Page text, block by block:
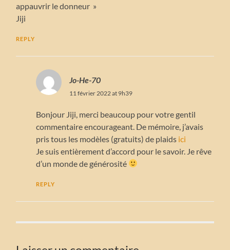
appauvrir le donneur »
Jiji
REPLY
Jo-He-70
11 février 2022 at 9h39
Bonjour Jiji, merci beaucoup pour votre gentil
commentaire encourageant. De mémoire, j’avais
pris tous les modèles (gratuits) de plaids ici
Je suis entièrement d’accord pour le savoir. Je rêve
d’un monde de générosité
REPLY